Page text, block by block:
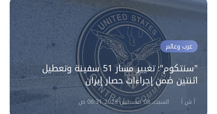
عرب وعالم
"سنتكوم": تغيير مسار 51 سفينة وتعطيل
اثنتين ضمن إجراءات حصار إيران
أ ش أ السبت، 08 اغسطس 2026 06:31 ص